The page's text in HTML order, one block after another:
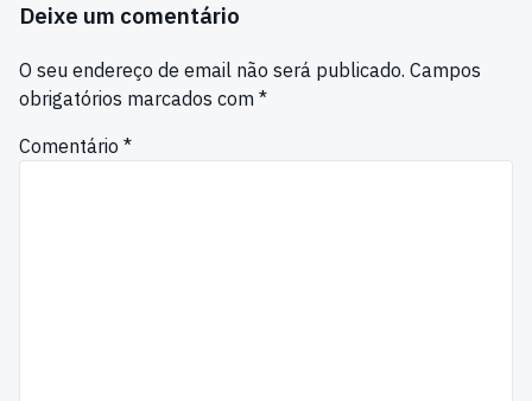
Deixe um comentário
O seu endereço de email não será publicado. Campos
obrigatórios marcados com *
Comentário *